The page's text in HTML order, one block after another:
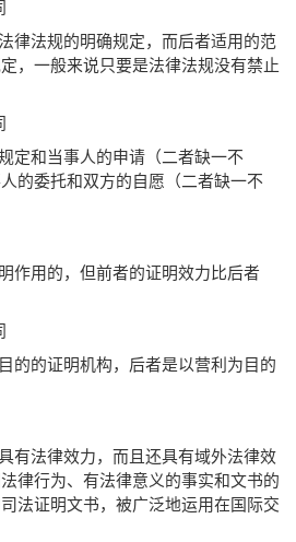
法规的明确规定，而后者适用的范
，一般来说只要是法律法规没有禁止
和当事人的申请（二者缺一不
的委托和双方的自愿（二者缺一不
用的，但前者的证明效力比后者
的证明机构，后者是以营利为目的
法律效力，而且还具有域外法律效
律行为、有法律意义的事实和文书的
法证明文书，被广泛地运用在国际交